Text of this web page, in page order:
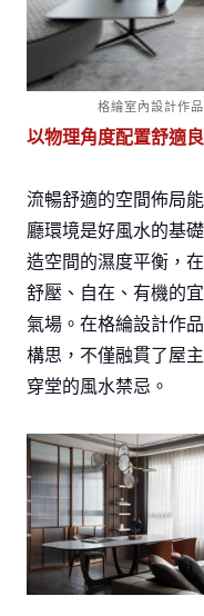
格綸室內設計作
以物理角度配置舒適
流暢舒適的空間佈局
廳環境是好風水的基
造空間的濕度平衡，
舒壓、自在、有機的
氣場。在格綸設計作
構思，不僅融貫了屋
穿堂的風水禁忌。